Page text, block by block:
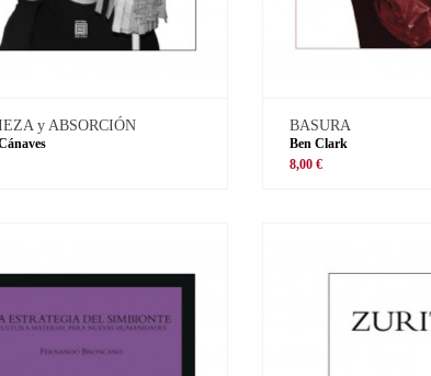
y ABSORCIÓN BASURA
Ben Clark
8,00 €